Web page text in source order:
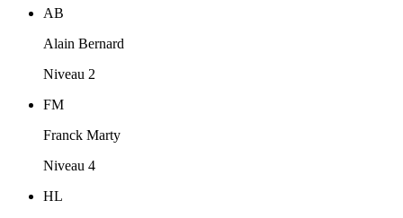
AB
Alain Bernard
Niveau 2
FM
Franck Marty
Niveau 4
HL